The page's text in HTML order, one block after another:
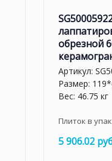
обрезной
Артикул:
Размер:
Вес: 46.75 кг
Плиток в
5 906.02